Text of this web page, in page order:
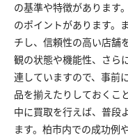
の基準や特徴があります
のポイントがあります。
チし、信頼性の高い店舗
観の状態や機能性、さら
連していますので、事前
品を揃えたりしておくこ
中に買取を行えば、普段
ます。柏市内での成功例